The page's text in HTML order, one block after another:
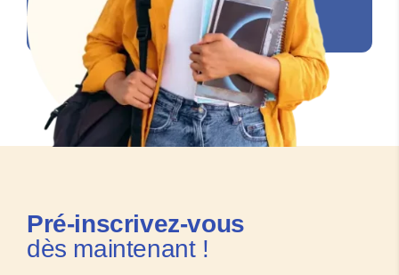
Lire la suite >
Pré-inscrivez-vous
dès maintenant !